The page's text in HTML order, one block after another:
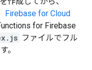
Firebase for Cloud
for Firebase
ファイルでフル
。